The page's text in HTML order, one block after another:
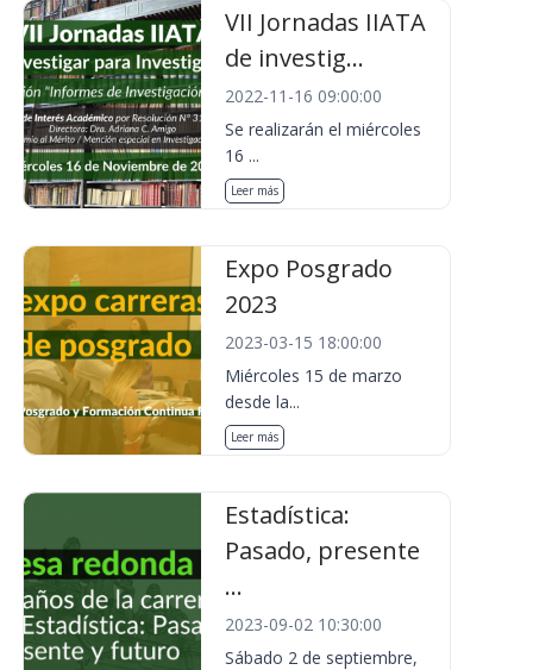
VII Jornadas IIATA
de investig...
2022-11-16 09:00:00
Se realizarán el miércoles
16 ...
Leer más
Expo Posgrado
2023
2023-03-15 18:00:00
Miércoles 15 de marzo
desde la...
Leer más
Estadística:
Pasado, presente
...
2023-09-02 10:30:00
Sábado 2 de septiembre,